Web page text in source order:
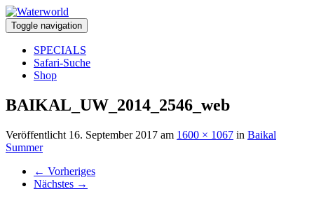
Toggle navigation
SPECIALS
Safari-Suche
Shop
BAIKAL_UW_2014_2546_web
Veröffentlicht 16. September 2017 am 1600 × 1067 in Baikal
Summer
← Vorheriges
Nächstes →